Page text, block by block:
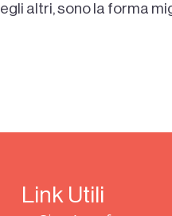
altri, sono la forma
Link Utili